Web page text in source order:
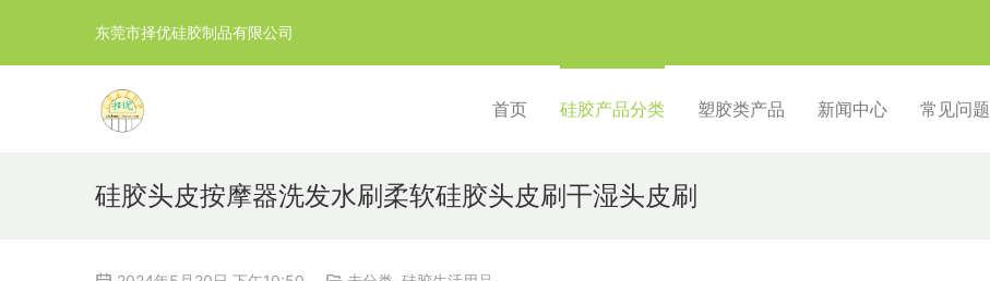
首页 硅胶产品分类 塑胶类产品 新闻中心 常见问题
硅胶头皮按摩器洗发水刷柔软硅胶头皮刷干湿头皮刷
东莞市择优硅胶制品有限公司